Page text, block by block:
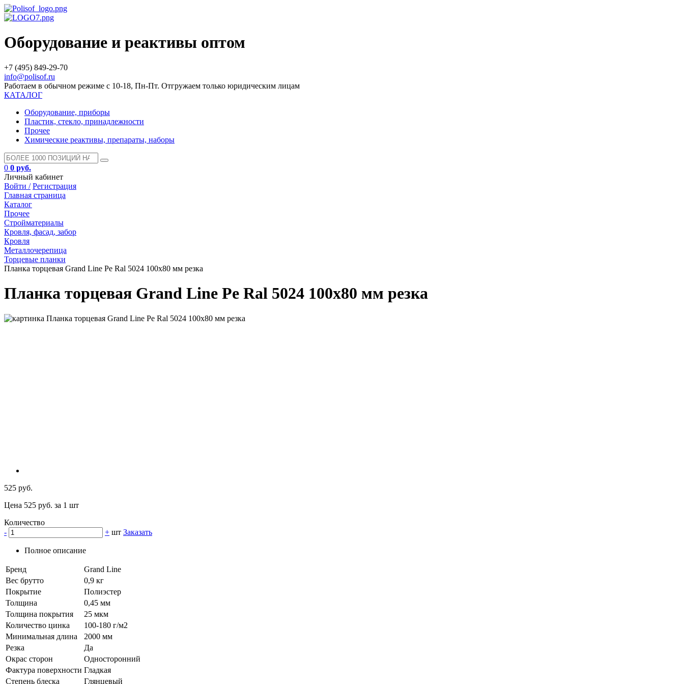
Оборудование и реактивы оптом
+7 (495) 849-29-70
info@polisof.ru
Работаем в обычном режиме с 10-18, Пн-Пт. Отгружаем только юридическим лицам
КАТАЛОГ
Оборудование, приборы
Пластик, стекло, принадлежности
Прочее
Химические реактивы, препараты, наборы
0 0 руб.
Личный кабинет
Войти / Регистрация
Главная страница
Каталог
Прочее
Стройматериалы
Кровля, фасад, забор
Кровля
Металлочерепица
Торцевые планки
Планка торцевая Grand Line Pe Ral 5024 100х80 мм резка
Планка торцевая Grand Line Pe Ral 5024 100х80 мм резка
525 руб.
Цена 525 руб. за 1 шт
Количество
-
+ шт Заказать
Полное описание
Бренд
Grand Line
Вес брутто
0,9 кг
Покрытие
Полиэстер
Толщина
0,45 мм
Толщина покрытия
25 мкм
Количество цинка
100-180 г/м2
Минимальная длина
2000 мм
Резка
Да
Окрас сторон
Односторонний
Фактура поверхности Гладкая
Степень блеска
Глянцевый